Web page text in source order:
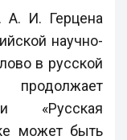
И. Герцена
научно-
в русской
«Русская
может быть